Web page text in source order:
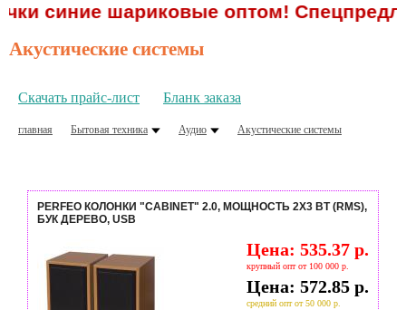
синие шариковые оптом!
Акустические системы
Скачать прайс-лист Бланк заказа
главная Бытовая техника Аудио Акустические системы
PERFEO КОЛОНКИ "CABINET" 2.0, МОЩНОСТЬ 2Х3 ВТ (RMS),
БУК ДЕРЕВО, USB
Цена: 535.37 р.
крупный опт от 100 000 р.
Цена: 572.85 р.
средний опт от 50 000 р.